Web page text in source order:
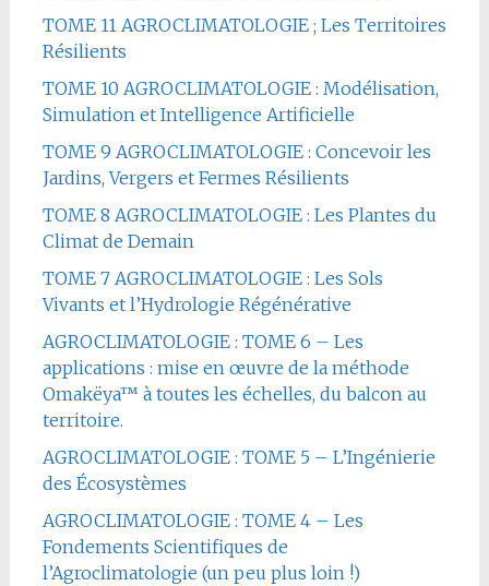
TOME 11 AGROCLIMATOLOGIE ; Les Territoires
Résilients
TOME 10 AGROCLIMATOLOGIE : Modélisation,
Simulation et Intelligence Artificielle
TOME 9 AGROCLIMATOLOGIE : Concevoir les
Jardins, Vergers et Fermes Résilients
TOME 8 AGROCLIMATOLOGIE : Les Plantes du
Climat de Demain
TOME 7 AGROCLIMATOLOGIE : Les Sols
Vivants et l’Hydrologie Régénérative
AGROCLIMATOLOGIE : TOME 6 – Les
applications : mise en œuvre de la méthode
Omakëya™ à toutes les échelles, du balcon au
territoire.
AGROCLIMATOLOGIE : TOME 5 – L’Ingénierie
des Écosystèmes
AGROCLIMATOLOGIE : TOME 4 – Les
Fondements Scientifiques de
l’Agroclimatologie (un peu plus loin !)